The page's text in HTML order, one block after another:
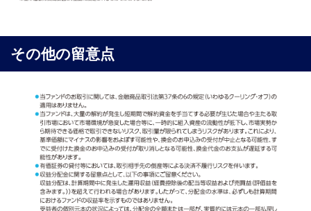
その他の留意点